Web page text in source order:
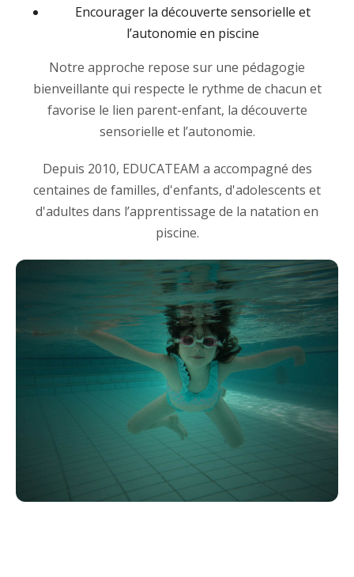
Encourager la découverte sensorielle et
l’autonomie en piscine
Notre approche repose sur une pédagogie
bienveillante qui respecte le rythme de chacun et
favorise le lien parent-enfant, la découverte
sensorielle et l’autonomie.
Depuis 2010, EDUCATEAM a accompagné des
centaines de familles, d'enfants, d'adolescents et
d'adultes dans l’apprentissage de la natation en
piscine.